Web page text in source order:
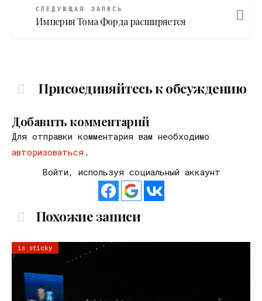
СЛЕДУЮЩАЯ ЗАПИСЬ
Империя Тома Форда расширяется
Присоединяйтесь к обсуждению
Добавить комментарий
Для отправки комментария вам необходимо
авторизоваться .
Войти, используя социальный аккаунт
Похожие записи
is sticky